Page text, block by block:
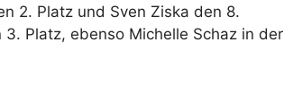
2. Platz und Sven Ziska den 8.
Platz, ebenso Michelle Schaz in der